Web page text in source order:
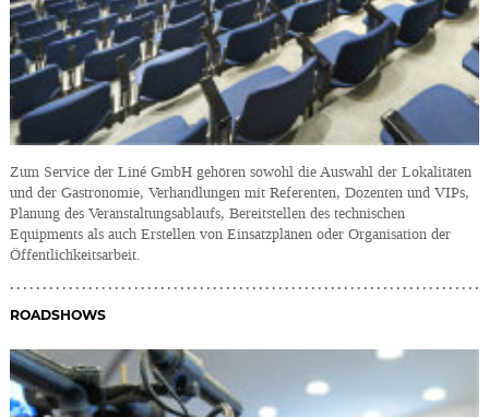
Zum Service der Liné GmbH gehören sowohl die Auswahl der Lokalitäten
und der Gastronomie, Verhandlungen mit Referenten, Dozenten und VIPs,
Planung des Veranstaltungsablaufs, Bereitstellen des technischen
Equipments als auch Erstellen von Einsatzplänen oder Organisation der
Öffentlichkeitsarbeit.
ROADSHOWS